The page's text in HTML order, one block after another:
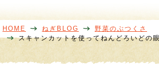
HOME ねぎBLOG
野菜のぶつくさ
スキャンカットを使ってねんどろいど